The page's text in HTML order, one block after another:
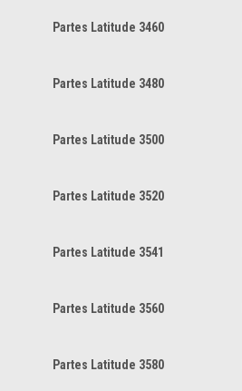
Partes Latitude 3460
Partes Latitude 3480
Partes Latitude 3500
Partes Latitude 3520
Partes Latitude 3541
Partes Latitude 3560
Partes Latitude 3580